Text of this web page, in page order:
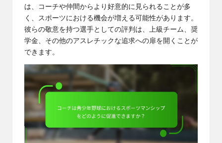
は、コーチや仲間からより好意的に見られることが多
く、スポーツにおける機会が増える可能性があります。
彼らの敬意を持つ選手としての評判は、上級チーム、奨
学金、その他のアスレチックな追求への扉を開くことが
できます。